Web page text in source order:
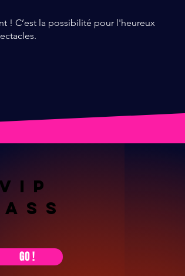
! C’est la possibilité pour l'heureux
GO !